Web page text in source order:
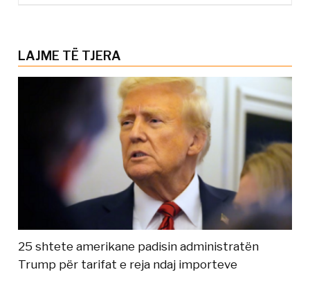
LAJME TË TJERA
25 shtete amerikane padisin administratën
Trump për tarifat e reja ndaj importeve